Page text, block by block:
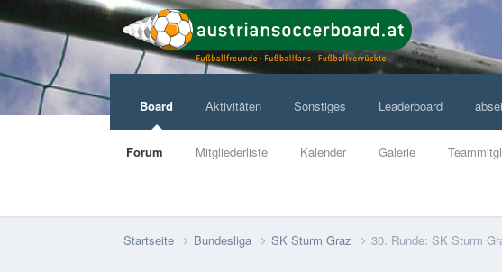
Board
Forum Mitgliederliste Kalender Galerie
Aktivitäten Sonstiges Leaderboard
Startseite Bundesliga SK Sturm Graz 30. Runde: SK Sturm